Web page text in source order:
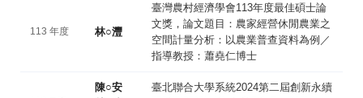
113 年度 林○灃
臺灣農村經濟學會113年度最佳碩士論
文獎，論文題目：農家經營休閒農業之
空間計量分析：以農業普查資料為例／
指導教授：蕭堯仁博士
陳○安
臺北聯合大學系統2024第二屆創新永續